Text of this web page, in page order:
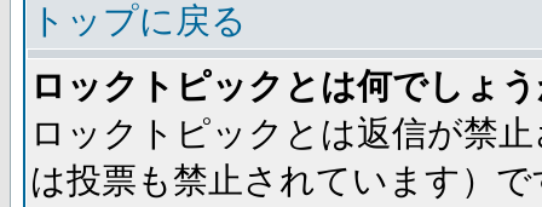
トップに戻る
ロックトピックとは何でしょ
ロックトピックとは返信が禁
は投票も禁止されています）